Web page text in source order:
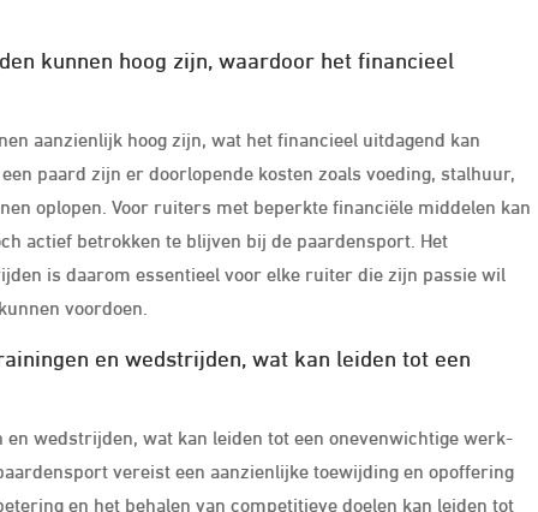
kunnen hoog zijn, waardoor het financieel
aanzienlijk hoog zijn, wat het financieel uitdagend kan
paard zijn er doorlopende kosten zoals voeding, stalhuur,
oplopen. Voor ruiters met beperkte financiële middelen kan
actief betrokken te blijven bij de paardensport. Het
is daarom essentieel voor elke ruiter die zijn passie wil
voordoen.
en wedstrijden, wat kan leiden tot een
wedstrijden, wat kan leiden tot een onevenwichtige werk-
vereist een aanzienlijke toewijding en opoffering
en het behalen van competitieve doelen kan leiden tot